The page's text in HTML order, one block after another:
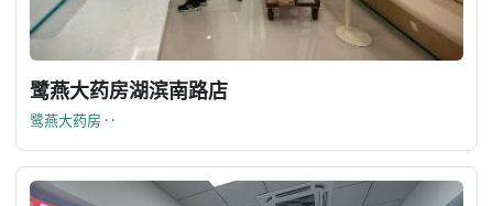
鹭燕大药房湖滨南路店
鹭燕大药房 · ·